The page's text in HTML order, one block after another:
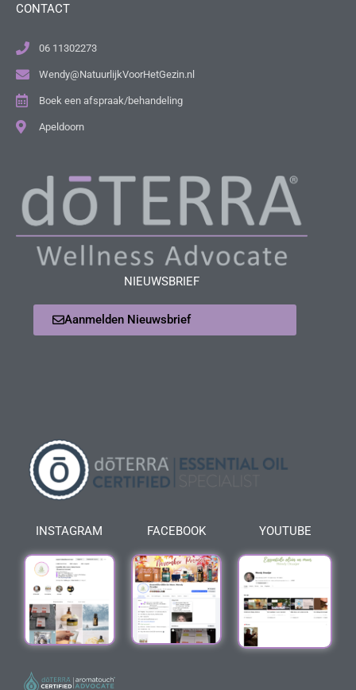
CONTACT
06 11302273
Wendy@NatuurlijkVoorHetGezin.nl
Boek een afspraak/behandeling
Apeldoorn
NIEUWSBRIEF
Aanmelden Nieuwsbrief
INSTAGRAM FACEBOOK YOUTUBE